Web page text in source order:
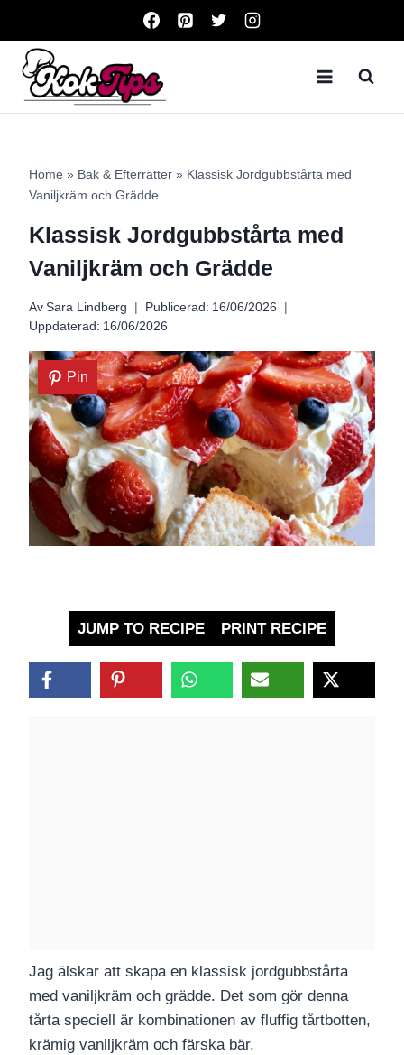
content
Home » Bak & Efterrätter » Klassisk Jordgubbstårta med
Vaniljkräm och Grädde
Klassisk Jordgubbstårta med
Vaniljkräm och Grädde
Av Sara Lindberg Publicerad: 16/06/2026
Uppdaterad: 16/06/2026
Pin
JUMP TO RECIPE PRINT RECIPE
Jag älskar att skapa en klassisk jordgubbstårta
med vaniljkräm och grädde. Det som gör denna
tårta speciell är kombinationen av fluffig tårtbotten,
krämig vaniljkräm och färska bär.